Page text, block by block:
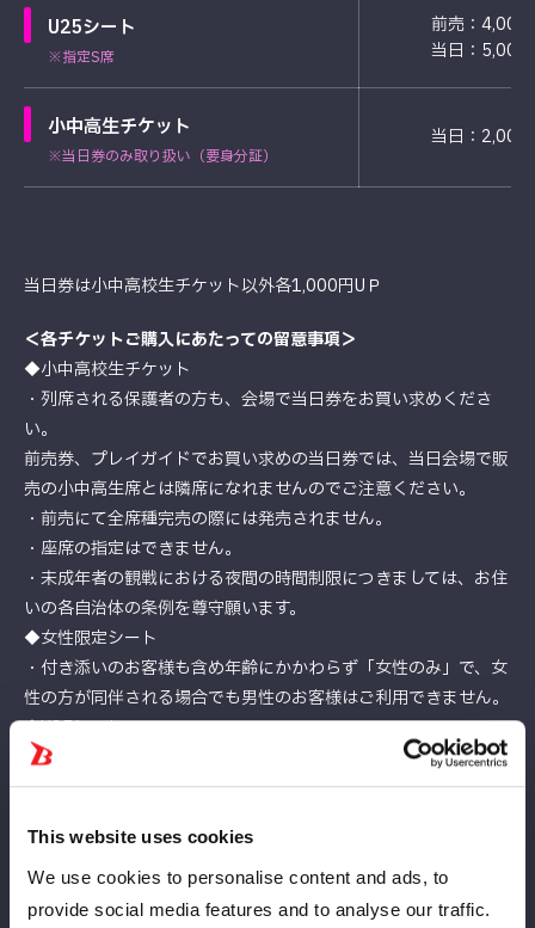
This website uses cookies
We use cookies to personalise content and ads, to
provide social media features and to analyse our traffic.
U25シート
※指定S席
前売：4,000
当日：5,000
小中高生チケット
※当日券のみ取り扱い（要身分証）
当日：2,000
当日券は小中高校生チケット以外各1,000円UＰ
＜各チケットご購入にあたっての留意事項＞
◆小中高校生チケット
・列席される保護者の方も、会場で当日券をお買い求めくださ
い。
前売券、プレイガイドでお買い求めの当日券では、当日会場で販
売の小中高生席とは隣席になれませんのでご注意ください。
・前売にて全席種完売の際には発売されません。
・座席の指定はできません。
・未成年者の観戦における夜間の時間制限につきましては、お住
いの各自治体の条例を尊守願います。
◆女性限定シート
・付き添いのお客様も含め年齢にかかわらず「女性のみ」で、女
性の方が同伴される場合でも男性のお客様はご利用できません。
◆U25シート
・大会当日25歳以下の方が対象となります（入場時に身分証確
認あり）
・「指定S席」「指定A席」「指定B席」または、条件に合う方は
「女性限定シート」「U25シート」のいずれかをお買い求めくだ
さい。当日、係がご案内いたします。